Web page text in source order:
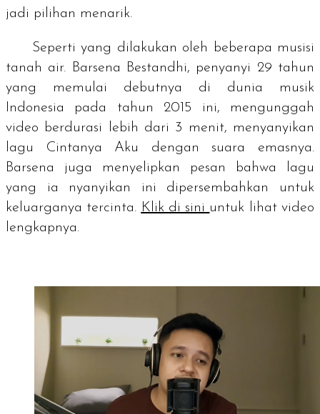
jadi pilihan menarik.
Seperti yang dilakukan oleh beberapa musisi
tanah air. Barsena Bestandhi, penyanyi 29 tahun
yang memulai debutnya di dunia musik
Indonesia pada tahun 2015 ini, mengunggah
video berdurasi lebih dari 3 menit, menyanyikan
lagu Cintanya Aku dengan suara emasnya.
Barsena juga menyelipkan pesan bahwa lagu
yang ia nyanyikan ini dipersembahkan untuk
keluarganya tercinta. Klik di sini untuk lihat video
lengkapnya.